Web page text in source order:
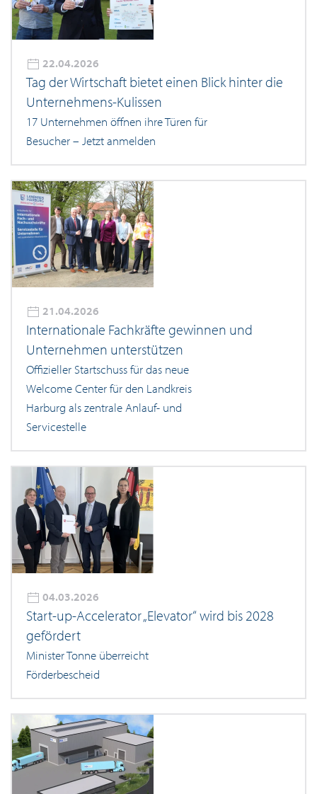
22.04.2026
Tag der Wirtschaft bietet einen Blick hinter die
Unternehmens-Kulissen
17 Unternehmen öffnen ihre Türen für
Besucher – Jetzt anmelden
21.04.2026
Internationale Fachkräfte gewinnen und
Unternehmen unterstützen
Offizieller Startschuss für das neue
Welcome Center für den Landkreis
Harburg als zentrale Anlauf- und
Servicestelle
04.03.2026
Start-up-Accelerator „Elevator“ wird bis 2028
gefördert
Minister Tonne überreicht
Förderbescheid